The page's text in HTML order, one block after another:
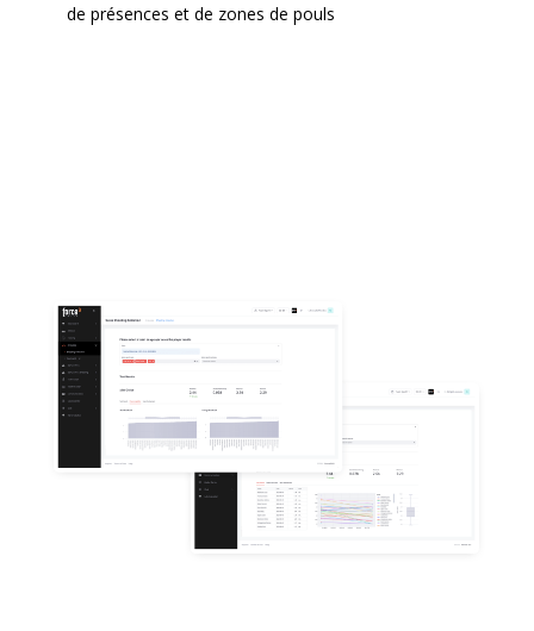
de présences et de zones de pouls